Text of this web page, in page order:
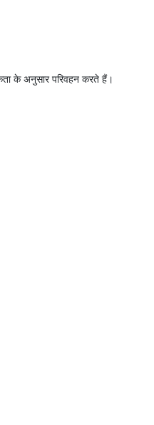
के अनुसार परिवहन करते हैं।